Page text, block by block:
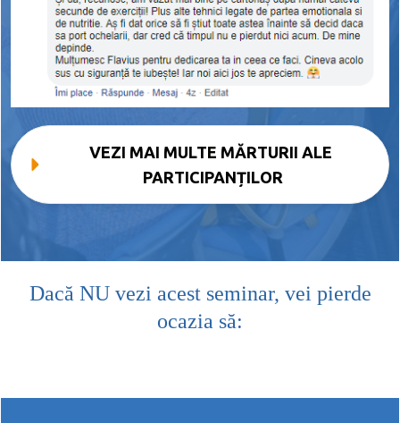
VEZI MAI MULTE MĂRTURII ALE
PARTICIPANȚILOR
Dacă NU vezi acest seminar, vei pierde
ocazia să: